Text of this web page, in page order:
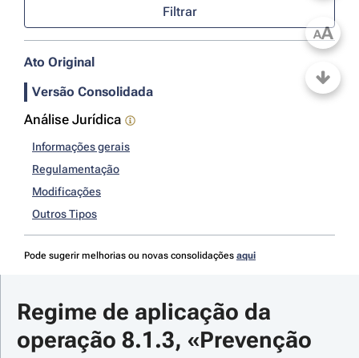
Filtrar
Ato Original
Versão Consolidada
Análise Jurídica
Informações gerais
Regulamentação
Modificações
Outros Tipos
Pode sugerir melhorias ou novas consolidações aqui
Regime de aplicação da
operação 8.1.3, «Prevenção
AA